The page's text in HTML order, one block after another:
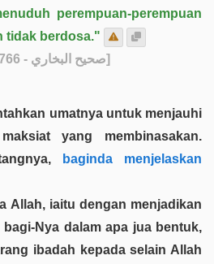
perempuan-perempuan
tidak berdosa."
[صحيح البخاري - 2766]
yang membinasakan.
baginda menjelaskan
Allah, iaitu dengan menjadikan
Nya dalam apa jua bentuk,
ibadah kepada selain Allah